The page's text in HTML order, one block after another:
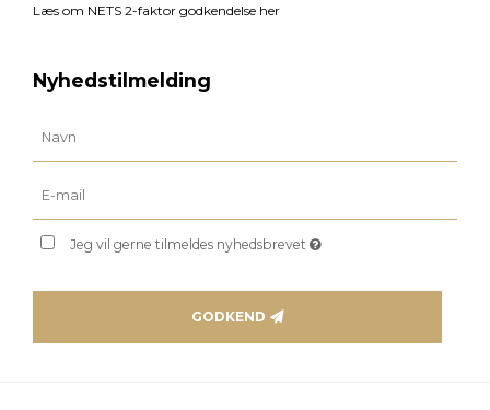
Læs om NETS 2-faktor godkendelse her
Nyhedstilmelding
Jeg vil gerne tilmeldes nyhedsbrevet
GODKEND